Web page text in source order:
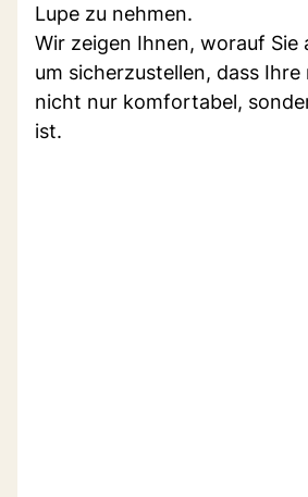
Lupe zu nehmen.
Wir zeigen Ihnen, worauf Sie
um sicherzustellen, dass Ihre
nicht nur komfortabel,
ist.